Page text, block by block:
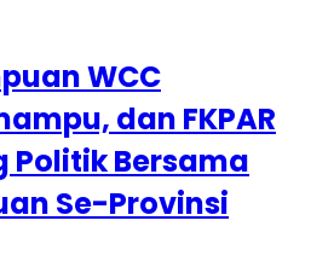
WCC
dan FKPAR
Politik Bersama
Se-Provinsi